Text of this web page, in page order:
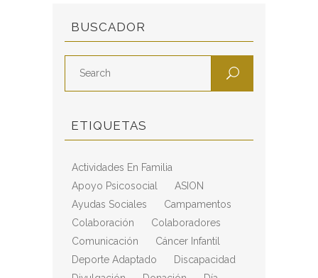
BUSCADOR
ETIQUETAS
Actividades En Familia
Apoyo Psicosocial
ASION
Ayudas Sociales
Campamentos
Colaboración
Colaboradores
Comunicación
Cáncer Infantil
Deporte Adaptado
Discapacidad